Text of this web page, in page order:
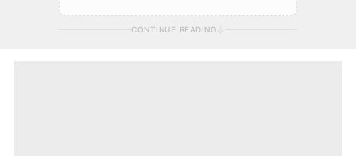
CONTINUE READING